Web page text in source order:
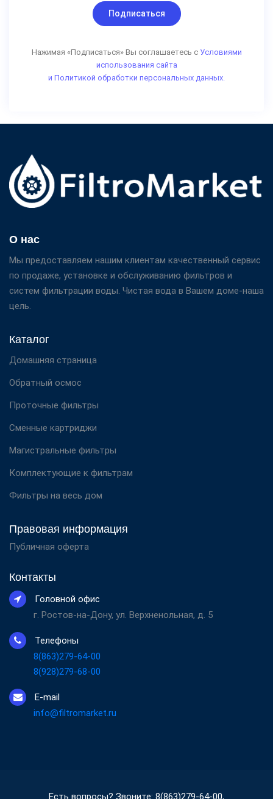
Подписаться
Нажимая «Подписаться» Вы соглашаетесь с Условиями
использования сайта
и Политикой обработки персональных данных.
О нас
Мы предоставляем нашим клиентам качественный сервис
по продаже, установке и обслуживанию фильтров и
систем фильтрации воды. Чистая вода в Вашем доме-наша
цель.
Каталог
Домашняя страница
Обратный осмос
Проточные фильтры
Сменные картриджи
Магистральные фильтры
Комплектующие к фильтрам
Фильтры на весь дом
Правовая информация
Публичная оферта
Контакты
Головной офис
г. Ростов-на-Дону, ул. Верхненольная, д. 5
Телефоны
8(863)279-64-00
8(928)279-68-00
E-mail
info@filtromarket.ru
Есть вопросы? Звоните: 8(863)279-64-00,